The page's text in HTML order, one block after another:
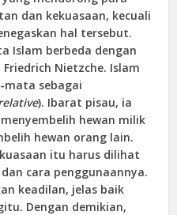
dan kekuasaan, kecuali
hal tersebut.
Islam berbeda dengan
Nietzche. Islam
mata sebagai
). Ibarat pisau, ia
hewan milik
hewan orang lain.
itu harus dilihat
cara penggunaannya.
keadilan, jelas baik
Dengan demikian,